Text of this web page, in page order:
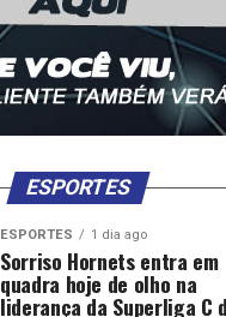
ESPORTES
ESPORTES 1 dia ago
Sorriso Hornets entra em
quadra hoje de olho na
liderança da Superliga C